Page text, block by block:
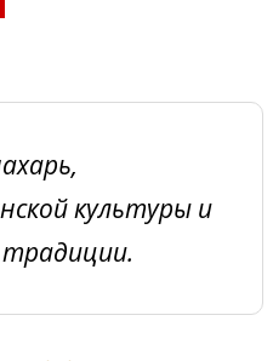
культуры и
традиции.